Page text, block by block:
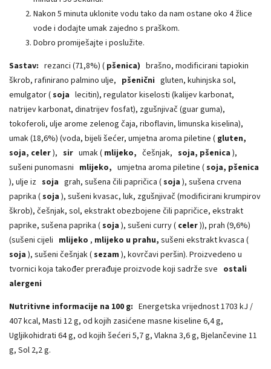
Nakon 5 minuta uklonite vodu tako da nam ostane oko 4 žlice
vode i dodajte umak zajedno s praškom.
Dobro promiješajte i poslužite.
Sastav: rezanci (71,8%) ( pšenica) brašno, modificirani tapiokin
škrob, rafinirano palmino ulje, pšenični gluten, kuhinjska sol,
emulgator (soja lecitin), regulator kiselosti (kalijev karbonat,
natrijev karbonat, dinatrijev fosfat), zgušnjivač (guar guma),
tokoferoli, ulje arome zelenog čaja, riboflavin, limunska kiselina),
umak (18,6%) (voda, bijeli šećer, umjetna aroma piletine ( gluten,
soja, celer), sir umak ( mlijeko, češnjak, soja, pšenica ),
sušeni punomasni mlijeko, umjetna aroma piletine (soja, pšenica
), ulje iz soja grah, sušena čili papričica (soja ), sušena crvena
paprika (soja ), sušeni kvasac, luk, zgušnjivač (modificirani krumpirov
škrob), češnjak, sol, ekstrakt obezbojene čili papričice, ekstrakt
paprike, sušena paprika (soja ), sušeni curry ( celer)), prah (9,6%)
(sušeni cijeli mlijeko , mlijeko u prahu, sušeni ekstrakt kvasca (
soja ), sušeni češnjak (sezam ), kovrčavi peršin). Proizvedeno u
tvornici koja također prerađuje proizvode koji sadrže sve ostali
alergeni
Nutritivne informacije na 100 g: Energetska vrijednost 1703 kJ /
407 kcal, Masti 12 g, od kojih zasićene masne kiseline 6,4 g,
Ugljikohidrati 64 g, od kojih šećeri 5,7 g, Vlakna 3,6 g, Bjelančevine 11
g, Sol 2,2 g.